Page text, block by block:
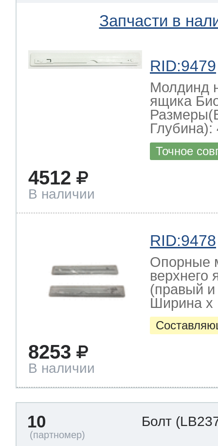
Запчасти в
RID:9479
Молдинд
ящика
Глубина):
Точное
4512
В наличии
RID:9478
Опорные
(правый
Ширина х
8253
В наличии
10 Болт